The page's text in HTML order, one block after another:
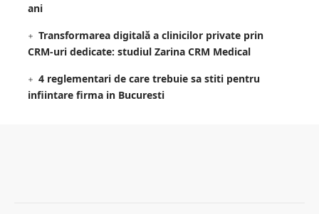
ani
Transformarea digitală a clinicilor private prin
CRM-uri dedicate: studiul Zarina CRM Medical
4 reglementari de care trebuie sa stiti pentru
infiintare firma in Bucuresti